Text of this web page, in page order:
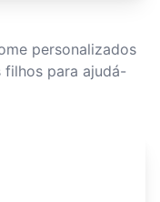
personalizados
para ajudá-